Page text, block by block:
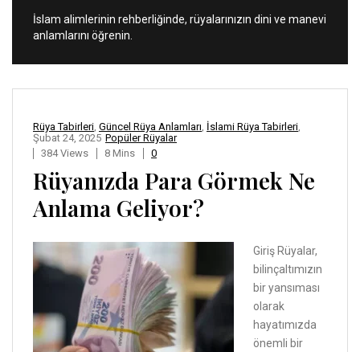
İslam alimlerinin rehberliğinde, rüyalarınızın dini ve manevi
anlamlarını öğrenin.
Rüya Tabirleri, Güncel Rüya Anlamları, İslami Rüya Tabirleri,
Popüler Rüyalar
Şubat 24, 2025
384 Views
8 Mins 0
Rüyanızda Para Görmek Ne
Anlama Geliyor?
Giriş Rüyalar,
bilinçaltımızın
bir yansıması
olarak
hayatımızda
önemli bir